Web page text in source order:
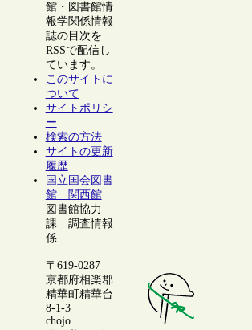
館・図書館情
報学関係情報
誌の目次を
RSSで配信し
ています。
このサイトに
ついて
サイトポリシ
ー
検索の方法
サイトの更新
履歴
国立国会図書
館 関西館
図書館協力
課 調査情報
係
〒619-0287
京都府相楽郡
精華町精華台
8-1-3
chojo